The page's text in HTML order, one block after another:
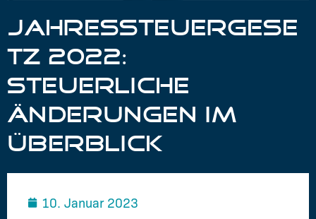
JAHRESSTEUERGESE
TZ 2022:
STEUERLICHE
ÄNDERUNGEN IM
ÜBERBLICK
10. Januar 2023